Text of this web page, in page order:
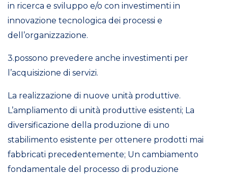
in ricerca e sviluppo e/o con investimenti in
innovazione tecnologica dei processi e
dell’organizzazione.
3.possono prevedere anche investimenti per
l’acquisizione di servizi.
La realizzazione di nuove unità produttive.
L’ampliamento di unità produttive esistenti; La
diversificazione della produzione di uno
stabilimento esistente per ottenere prodotti mai
fabbricati precedentemente; Un cambiamento
fondamentale del processo di produzione